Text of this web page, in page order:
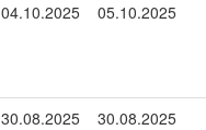
04.10.2025 05.10.2025
30.08.2025 30.08.2025